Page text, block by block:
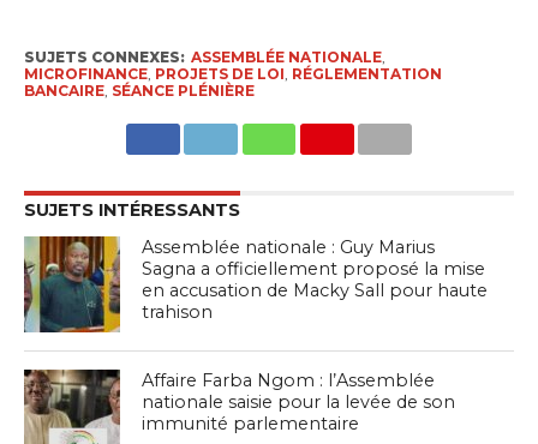
SUJETS CONNEXES: ASSEMBLÉE NATIONALE,
MICROFINANCE, PROJETS DE LOI, RÉGLEMENTATION
BANCAIRE, SÉANCE PLÉNIÈRE
SUJETS INTÉRESSANTS
Assemblée nationale : Guy Marius
Sagna a officiellement proposé la mise
en accusation de Macky Sall pour haute
trahison
Affaire Farba Ngom : l’Assemblée
nationale saisie pour la levée de son
immunité parlementaire